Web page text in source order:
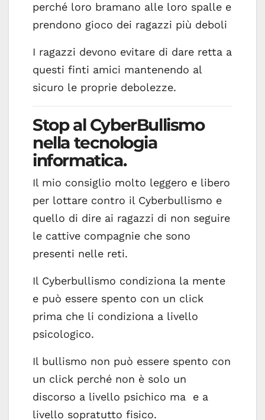
perché loro bramano alle loro spalle e
prendono gioco dei ragazzi più deboli
I ragazzi devono evitare di dare retta a
questi finti amici mantenendo al
sicuro le proprie debolezze.
Stop al CyberBullismo
nella tecnologia
informatica.
Il mio consiglio molto leggero e libero
per lottare contro il Cyberbullismo e
quello di dire ai ragazzi di non seguire
le cattive compagnie che sono
presenti nelle reti.
Il Cyberbullismo condiziona la mente
e può essere spento con un click
prima che li condiziona a livello
psicologico.
Il bullismo non può essere spento con
un click perché non è solo un
discorso a livello psichico ma e a
livello sopratutto fisico.